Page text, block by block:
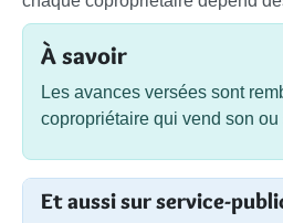
À savoir
Les avances versées sont
copropriétaire qui vend son ou
Et aussi sur service-